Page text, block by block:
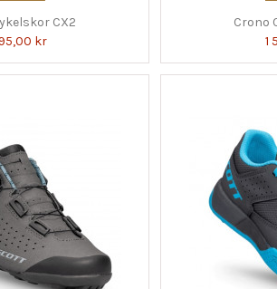
CX2
kr
Crono
1